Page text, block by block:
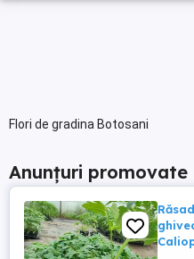
Flori de gradina Botosani
Anunțuri promovate